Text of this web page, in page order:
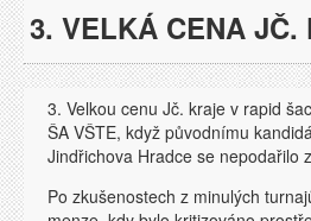
3. VELKÁ CENA JČ.
3. Velkou cenu Jč. kraje v rapid
ŠA VŠTE, když původnímu
Jindřichova Hradce se nepodařilo
Po zkušenostech z minulých